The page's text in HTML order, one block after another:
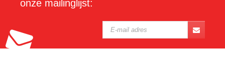
onze mailinglijst: